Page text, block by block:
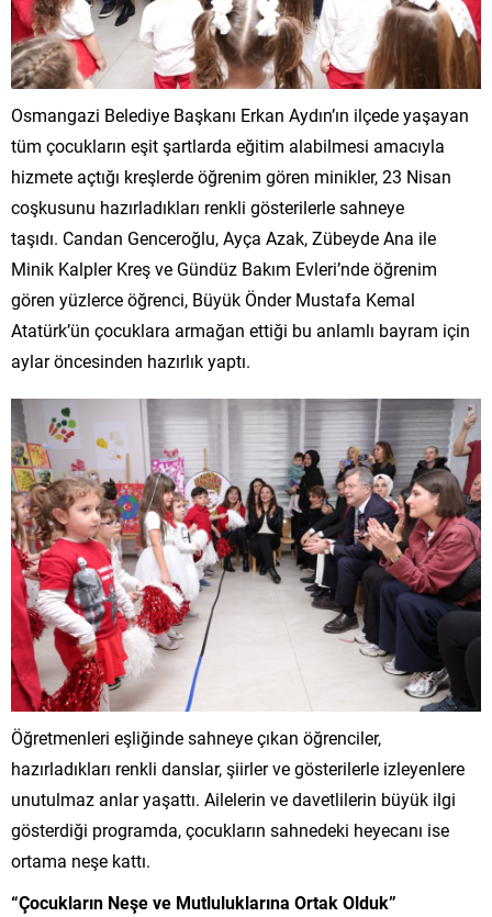
Osmangazi Belediye Başkanı Erkan Aydın’ın ilçede yaşayan
tüm çocukların eşit şartlarda eğitim alabilmesi amacıyla
hizmete açtığı kreşlerde öğrenim gören minikler, 23 Nisan
coşkusunu hazırladıkları renkli gösterilerle sahneye
taşıdı. Candan Genceroğlu, Ayça Azak, Zübeyde Ana ile
Minik Kalpler Kreş ve Gündüz Bakım Evleri’nde öğrenim
gören yüzlerce öğrenci, Büyük Önder Mustafa Kemal
Atatürk’ün çocuklara armağan ettiği bu anlamlı bayram için
aylar öncesinden hazırlık yaptı.
Öğretmenleri eşliğinde sahneye çıkan öğrenciler,
hazırladıkları renkli danslar, şiirler ve gösterilerle izleyenlere
unutulmaz anlar yaşattı. Ailelerin ve davetlilerin büyük ilgi
gösterdiği programda, çocukların sahnedeki heyecanı ise
ortama neşe kattı.
“Çocukların Neşe ve Mutluluklarına Ortak Olduk”